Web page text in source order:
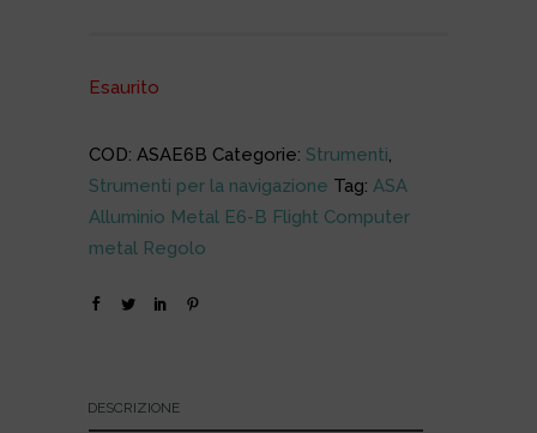
Esaurito
COD: ASAE6B Categorie: Strumenti,
Strumenti per la navigazione Tag: ASA
Alluminio Metal E6-B Flight Computer
metal Regolo
DESCRIZIONE